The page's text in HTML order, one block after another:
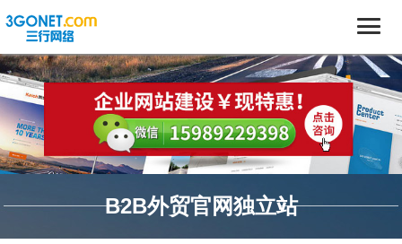
B2B外贸官网独立站